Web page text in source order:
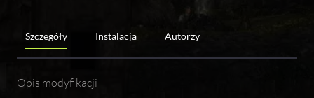
Szczegóły Instalacja Autorzy
Opis modyfikacji